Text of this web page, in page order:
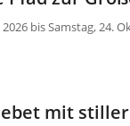
bis Samstag, 24.
mit